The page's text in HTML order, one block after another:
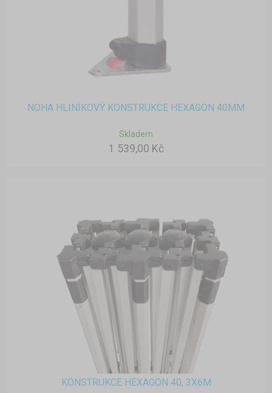
NOHA HLINÍKOVÝ KONSTRUKCE HEXAGON 40MM
Skladem
1 539,00 Kč
KONSTRUKCE HEXAGON 40, 3X6M